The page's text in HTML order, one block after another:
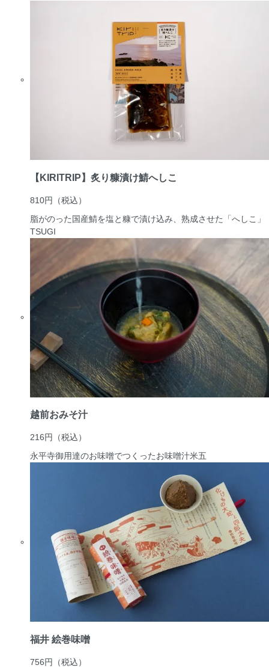
【KIRITRIP】炙り糠漬け鯖へしこ
810円
（税込）
脂がのった国産鯖を塩と糠で漬け込み、熟成させた「へしこ」
TSUGI
越前おみそ汁
216円
（税込）
永平寺御用達のお味噌でつくったお味噌汁米五
福井 絵巻味噌
756円
（税込）